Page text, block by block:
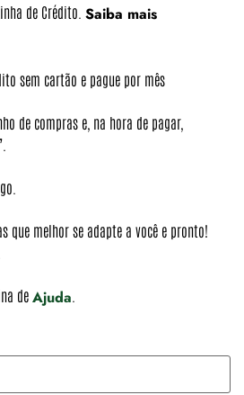
de Crédito. Saiba mais
sem cartão e pague por mês
de compras e, na hora de pagar,
que melhor se adapte a você e pronto!
de Ajuda